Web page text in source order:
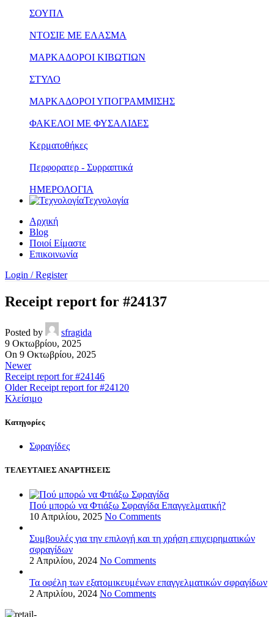
ΣΟΥΠΛ
ΝΤΟΣΙΕ ΜΕ ΕΛΑΣΜΑ
ΜΑΡΚΑΔΟΡΟΙ ΚΙΒΩΤΙΩΝ
ΣΤΥΛΟ
ΜΑΡΚΑΔΟΡΟΙ ΥΠΟΓΡΑΜΜΙΣΗΣ
ΦΑΚΕΛΟΙ ΜΕ ΦΥΣΑΛΙΔΕΣ
Κερματοθήκες
Περφορατερ - Συρραπτικά
ΗΜΕΡΟΛΟΓΙΑ
Τεχνολογία
Αρχική
Blog
Ποιοί Είμαστε
Επικοινωνία
Login / Register
Receipt report for #24137
Posted by
sfragida
9 Οκτωβρίου, 2025
On 9 Οκτωβρίου, 2025
Newer
Receipt report for #24146
Older Receipt report for #24120
Κλείσιμο
Kατηγορίες
Σφραγίδες
ΤΕΛΕΥΤΑΙΕΣ ΑΝΑΡΤΗΣΕΙΣ
Πού μπορώ να Φτιάξω Σφραγίδα Επαγγελματική?
10 Απριλίου, 2025 No Comments
Συμβουλές για την επιλογή και τη χρήση επιχειρηματικών
σφραγίδων
2 Απριλίου, 2024 No Comments
Τα οφέλη των εξατομικευμένων επαγγελματικών σφραγίδων
2 Απριλίου, 2024 No Comments